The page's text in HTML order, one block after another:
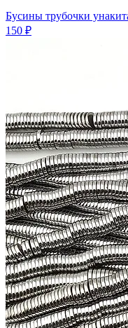
Бусины трубочки
150 ₽